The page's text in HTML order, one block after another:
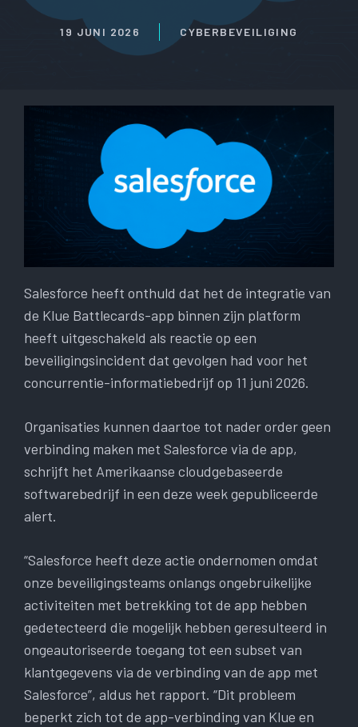
19 JUNI 2026 CYBERBEVEILIGING
Salesforce heeft onthuld dat het de integratie van
de Klue Battlecards-app binnen zijn platform
heeft uitgeschakeld als reactie op een
beveiligingsincident dat gevolgen had voor het
concurrentie-informatiebedrijf op 11 juni 2026.
Organisaties kunnen daartoe tot nader order geen
verbinding maken met Salesforce via de app,
schrijft het Amerikaanse cloudgebaseerde
softwarebedrijf in een deze week gepubliceerde
alert.
“Salesforce heeft deze actie ondernomen omdat
onze beveiligingsteams onlangs ongebruikelijke
activiteiten met betrekking tot de app hebben
gedetecteerd die mogelijk hebben geresulteerd in
ongeautoriseerde toegang tot een subset van
klantgegevens via de verbinding van de app met
Salesforce”, aldus het rapport. “Dit probleem
beperkt zich tot de app-verbinding van Klue en